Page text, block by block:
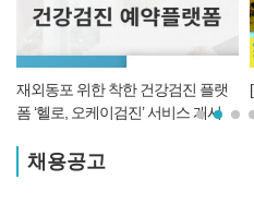
재외동포 위한 착한 건강검진 플랫
폼 ‘헬로, 오케이검진’ 서비스 개시
채용공고